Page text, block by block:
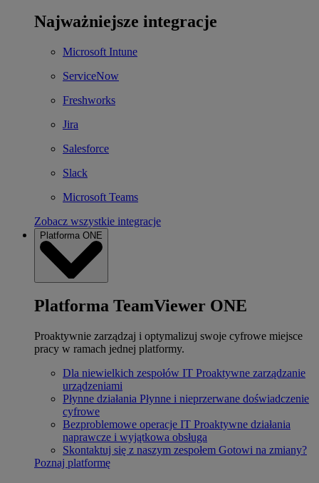
Najważniejsze integracje
Microsoft Intune
ServiceNow
Freshworks
Jira
Salesforce
Slack
Microsoft Teams
Zobacz wszystkie integracje
Platforma ONE
Platforma TeamViewer ONE
Proaktywnie zarządzaj i optymalizuj swoje cyfrowe miejsce
pracy w ramach jednej platformy.
Dla niewielkich zespołów IT Proaktywne zarządzanie
urządzeniami
Płynne działania Płynne i nieprzerwane doświadczenie
cyfrowe
Bezproblemowe operacje IT Proaktywne działania
naprawcze i wyjątkowa obsługa
Skontaktuj się z naszym zespołem Gotowi na zmiany?
Poznaj platformę